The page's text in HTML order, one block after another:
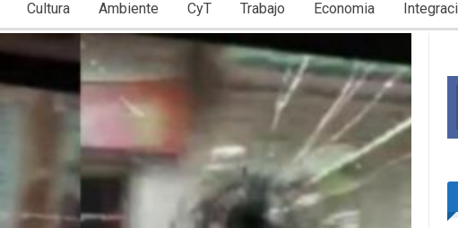
Cultura Ambiente CyT Trabajo Economia